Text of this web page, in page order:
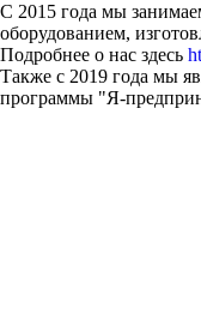
С 2015 года мы
оборудованием,
Подробнее о нас здесь
Также с 2019 года мы
программы "Я-